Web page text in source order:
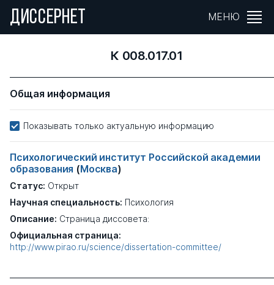
ДИССЕРНЕТ МЕНЮ
К 008.017.01
Общая информация
Показывать только актуальную информацию
Психологический институт Российской академии
образования (Москва)
Статус: Открыт
Научная специальность: Психология
Описание: Страница диссовета:
Официальная страница:
http://www.pirao.ru/science/dissertation-committee/